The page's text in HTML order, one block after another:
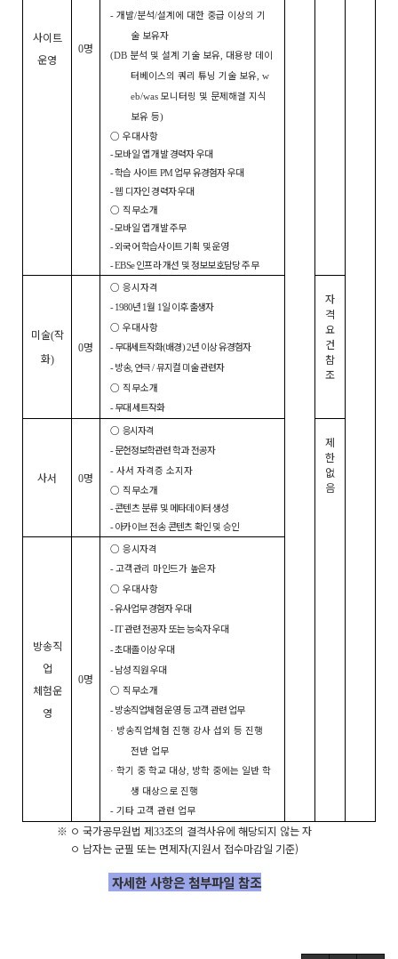
사이트
운영
0명
- 개발/분석/설계에 대한 중급 이상의 기
술 보유자
(DB 분석 및 설계 기술 보유 대용량 데이
터베이스의 쿼리 튜닝 기술 보유
, w
eb/was모니터링 및 문제해결 지식
보유 등)
○ 우대사항
-모바일 앱 개발 경력자 우대
-학습 사이트 PM업무 유경험자 우대
-웹 디자인 경력자 우대
○ 직무소개
-모바일 앱 개발 주무
-외국어 학습사이트 기획 및 운영
- EBSe인프라 개선 및 정보보호담당 주무
미술(작
화)
0명
○ 응시자격
- 1980년 1월 1 일 이후 출생자
○ 우대사항
-무대세트작화(배경) 2년 이상 유경험자
-방송, 연극/뮤지컬 미술 관련자
○ 직무소개
-무대 세트작화
자
격
요
건
참
조
사서 0명
○ 응시자격
-문헌정보학관련 학과 전공자
- 사서 자격증 소지자
○ 직무소개
-콘텐츠 분류 및 메타데이터 생성
-아카이브 전송 콘텐츠 확인 및 승인
제
한
없
음
방송직
업
체험운
영
0명
○ 응시자격
-고객관리 마인드가 높은자
○ 우대사항
-유사업무 경험자 우대
- IT관련 전공자 또는 능숙자 우대
-초대졸 이상 우대
-남성 직원 우대
○ 직무소개
-방송직업체험 운영 등 고객 관련 업무
· 방송직업체험 진행 강사 섭외 등 진행
전반 업무
· 학기 중 학교 대상,
방학 중에는 일반 학
생 대상으로 진행
- 기타 고객 관련 업무
※ ㅇ국가공무원법 제33조의 결격사유에 해당되지 않는 자
ㅇ 남자는 군필 또는 면제자(지원서 접수마감일 기준)
자세한 사항은 첨부파일 참조